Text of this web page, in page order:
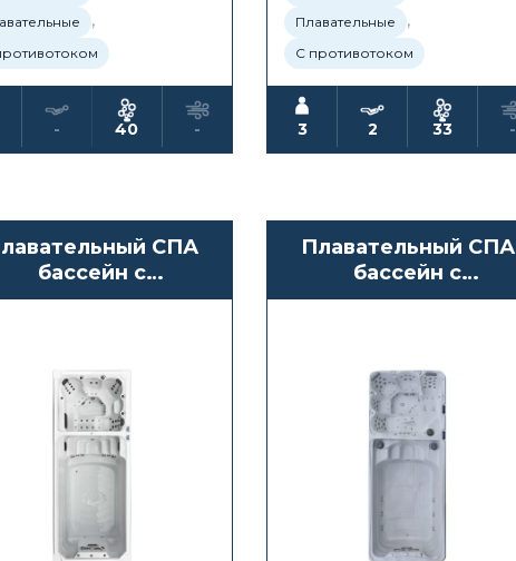
,
- 40 -
Плавательные ,
С противотоком
3 2 33 -
СПА
бассейн с
противотоком
Плавательный СПА
бассейн с
противотоком